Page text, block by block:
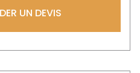
UN DEVIS